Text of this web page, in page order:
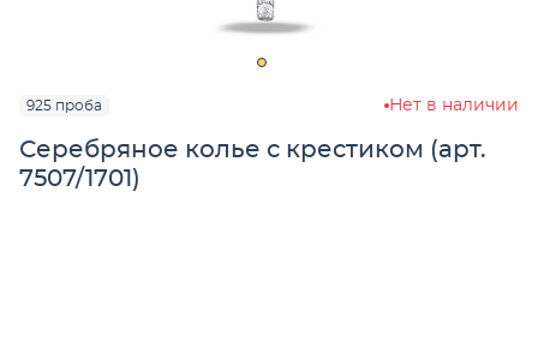
925 проба Нет в наличии
Серебряное колье с крестиком (арт.
7507/1701)